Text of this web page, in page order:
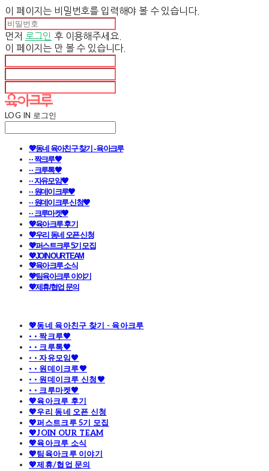
이 페이지는 비밀번호를 입력해야 볼 수 있습니다.
먼저 로그인 후 이용해주세요.
이 페이지는 만 볼 수 있습니다.
LOG IN 로그인
💖동네 육아친구 찾기 - 육아크루
· · 짝크루🧡
· · 크루톡🧡
· · 자유모임🧡
· · 원데이크루🧡
· · 원데이크루 신청🧡
· · 크루마켓🧡
💖육아크루 후기
💖우리 동네 오픈 신청
💖퍼스트크루 5기 모집
💖JOIN OUR TEAM
💖육아크루 소식
💖팀육아크루 이야기
💖제휴/협업 문의
💖동네 육아친구 찾기 - 육아크루
· · 짝크루🧡
· · 크루톡🧡
· · 자유모임🧡
· · 원데이크루🧡
· · 원데이크루 신청🧡
· · 크루마켓🧡
💖육아크루 후기
💖우리 동네 오픈 신청
💖퍼스트크루 5기 모집
💖JOIN OUR TEAM
💖육아크루 소식
💖팀육아크루 이야기
💖제휴/협업 문의